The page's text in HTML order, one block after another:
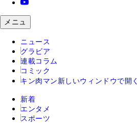
メニュ
ニュース
グラビア
連載コラム
コミック
キン肉マン 新しいウィンドウで開く
新着
エンタメ
スポーツ